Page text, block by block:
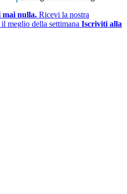
mai nulla. Ricevi la nostra
meglio della settimana Iscriviti alla